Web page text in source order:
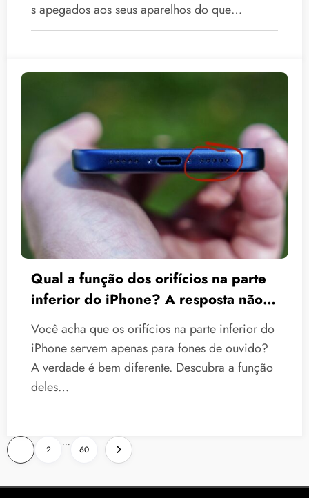
s apegados aos seus aparelhos do que…
Qual a função dos orifícios na parte
inferior do iPhone? A resposta não é
o que você imagina.
Você acha que os orifícios na parte inferior do
iPhone servem apenas para fones de ouvido?
A verdade é bem diferente. Descubra a função
deles…
Várias
páginas
de
2
...
60